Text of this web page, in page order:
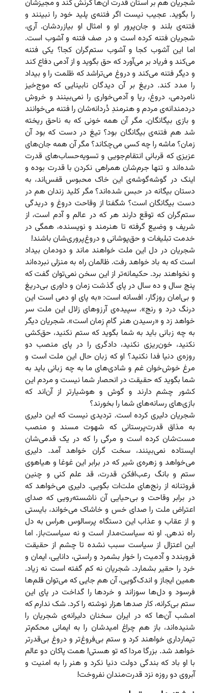
شجریان هم بر آستان قدرت آن‌ها کرنش کند و مجیزشان
را بگوید. عجیب نیست اگر فتنه‌ی پلید خود را نبینند و
فتنه‌ی بلند و جان‌پرور او و امثال او بیازردشان. آری،
شجریان فتنه کرده است و در صف فتنه و آشوب است.
اما این آشوب کجا و آشوب ستم‌گران کجا؟ یکی فتنه
می‌کند و فریاد بر می‌آورد که حق بگوید و از آدمی دفاع کند
و دیگر فتنه می‌کند و دروغ می‌تراشد که ظلمت را و بیداد
را مدد کند. دریغ بر آن دیدگان نابینایی که موج‌خیز
نامردمی، دروغ، ریا و آدمی‌خواری را نمی‌بینند و خروش
دردمندانه‌ی مردم و هنرمندِ دُردانه‌شان را فتنه می‌خوانند
و بازی بیگانگان. مگر آن همه خونی که به ناحق ریخته
شد هم فتنه‌ی بیگانگان بود؟ تیغ در دست که بود آن
زمان؟ ماشه را چه کسی می‌چکاند؟ مگر آن همه جان‌های
عزیزی که قربانی انتقام‌جویی و تسویه‌حساب‌های قدرت
شده‌اند و تنها جرم‌شان همراهی نکردن با قدرت بوده و
اینک در گوشه‌گوشه‌ی این خاک محبوس قفس‌اند، به
دستان بیگانه در حبس شده‌اند؟ مگر کلید زندان هم در
دست بیگانگان است؟ شگفتا از وقاحت دروغ و دریدگی
ستم‌گران که توقع دارند هر که در عالم و آدم است، از
شریف و وضیع گرفته تا هنرمند و نویسنده‌، همگی در
خدمت تبلیغات و حق‌پوشانی و دروغ‌پروری‌شان باشند!
شجریان در دل این ملت خواهند ماند و دودمان بیداد
است که به باد خواهد رفت. ظالمان راه به منزلی نبرده‌اند
و نخواهند برد. حکیمانه‌تر از این سخن نمی‌توان گفت که
پنج سال و ده سال در پای گذشت زمان و داوری بی‌دریغ
و بی‌امان روزگار، افسانه است: «به پای او دمی است این
درنگ درد و رنج». سپیده‌ی آرزوهای زلال این ملت سر
خواهد زد و «رسیدن هنر گامِ زمان است». شجریان دیگر
به چه زبانی باید به شما بگوید که ستم نکنید، حق‌کشی
نکنید، خون‌ریزی نکنید، دادگری را در پای منصب دو
روزه‌ی دنیا فدا نکنید؟ او که زبان حال این ملت است و
مرغ خوش‌خوان غم و شادی‌های ما به چه زبانی باید به
شما بگوید که حقیقت در انحصار شما نیست و مردم این
کشور چشم دارند و گوش و هوشیارتر از آن‌اند که
بازی‌های رسانه‌های شما را بخورند؟
شجریان دلیری کرده است. تردیدی نیست که این دلیری
به مذاق قدرت‌پرستانی که شهوت مسند و منصب
مست‌شان کرده است و مرگی را که در یک قدمی‌شان
ایستاده نمی‌بینند، سخت گران خواهد آمد. دلیری
می‌خواهد و زهره‌ی شیر که در برابر این غوغا و هیاهوی
ستم و بانگ رعب‌افکن قدرت، قد علم کنی و چنین
فروتنانه از رنج‌های ملت‌ات بگویی. دلیری می‌خواهد که
در برابر وقاحت و بی‌حیایی آن ناشسته‌رویی که صدای
اعتراض ملت را صدای خس و خاشاک می‌خواند، بایستی
و از عقاب و عذاب این دستگاه پرسالوس هراس به دل
راه ندهی. او نه سیاست‌مدار است و نه سیاست‌باز. اما
این اعتزال از سیاست سبب نشده تا چشم از حقیقت
فروبندد و آدمیت را خوار بشمرد و راستی، دانایی، ایمان و
خرد را حقیر بشمارد. شجریان نه کم گفته است نه زیاد.
همین ایجاز و اندک‌گویی، آن هم جایی که می‌توان قلم‌ها
فرسود و دل‌ها سوزاند و خردها را گداخت در پای این
ستم بی‌کرانه، کار صدها هزار نوشته را کرد. شک ندارم که
امشب آن‌ها که در ایران سخنان دلیرانه‌ی شجریان را
شنیده‌اند، باز هم چراغ امیدشان را به ایمانی محکم‌تر
تیمارداری خواهند کرد و ستم بی‌فروغ‌تر و دروغ بی‌قدرتر
خواهد شد. بزرگا مردا که تو هستی! همت پاکان دو عالم
با او باد که بندگی دولت دنیا نکرد و هنر را به امنیت و
آبروی دو روزه نزد قدرت‌مندان نفروخت!